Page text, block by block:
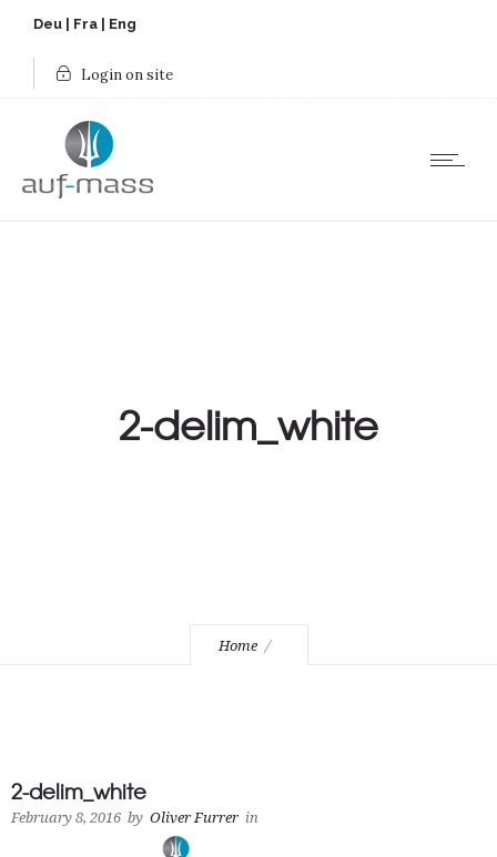
Deu Fra Eng
Login on site
2-delim_white
Home
2-delim_white
February 8, 2016 by Oliver Furrer in